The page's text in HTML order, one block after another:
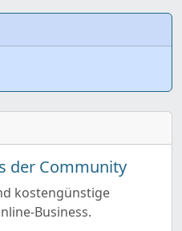
der Community
kostengünstige
Business.